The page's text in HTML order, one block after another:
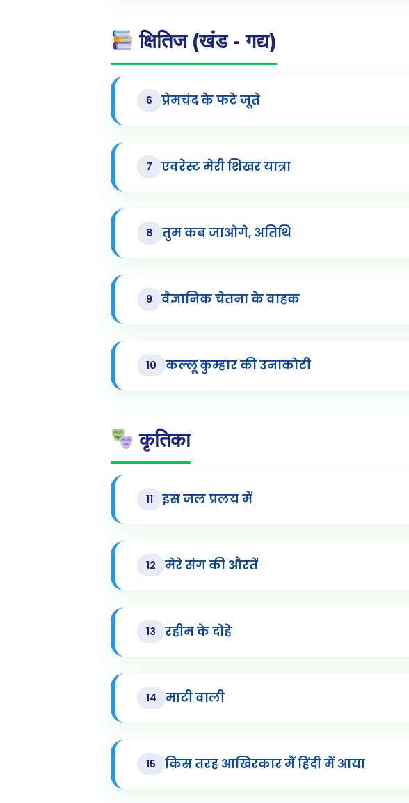
क्षितिज (खंड - गद्य)
6 प्रेमचंद के फटे जूते
7 एवरेस्ट मेरी शिखर यात्रा
8 तुम कब जाओगे, अतिथि
9 वैज्ञानिक चेतना के वाहक
10 कल्लू कुम्हार की उनाकोटी
कृतिका
11 इस जल प्रलय में
12 मेरे संग की औरतें
13 रहीम के दोहे
14 माटी वाली
15 किस तरह आखिरकार मैं हिंदी में आया